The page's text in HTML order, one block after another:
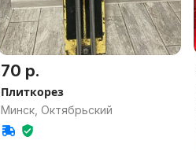
70 р.
Плиткорез
Минск, Октябрьский